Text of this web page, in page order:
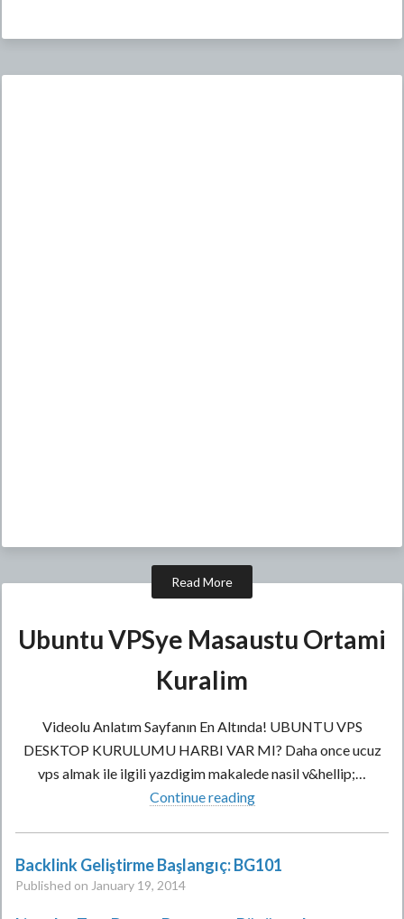
Read More
Ubuntu VPSye Masaustu Ortami
Kuralim
Videolu Anlatım Sayfanın En Altında! UBUNTU VPS
DESKTOP KURULUMU HARBI VAR MI? Daha once ucuz
vps almak ile ilgili yazdigim makalede nasil v&hellip;…
Continue reading
Backlink Geliştirme Başlangıç: BG101
Published on January 19, 2014